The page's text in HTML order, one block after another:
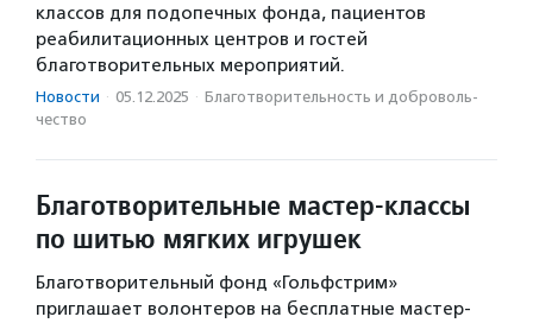
классов для подопечных фонда, пациентов
реабилитационных центров и гостей
благотворительных мероприятий.
Новости · 05.12.2025 · Благотвори­тель­ность и доброволь­
чест­во
Благотворительные мастер-классы
по шитью мягких игрушек
Благотворительный фонд «Гольфстрим»
приглашает волонтеров на бесплатные мастер-